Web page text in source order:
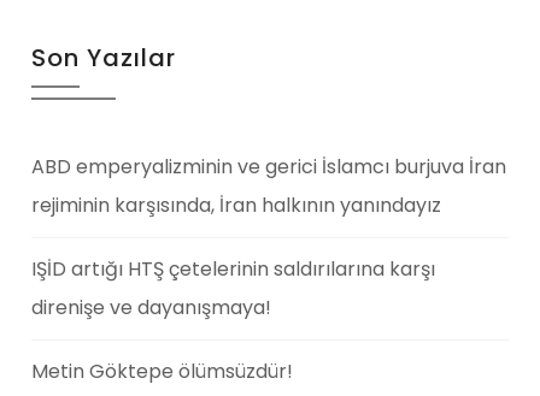
Son Yazılar
ABD emperyalizminin ve gerici İslamcı burjuva İran
rejiminin karşısında, İran halkının yanındayız
IŞİD artığı HTŞ çetelerinin saldırılarına karşı
direnişe ve dayanışmaya!
Metin Göktepe ölümsüzdür!